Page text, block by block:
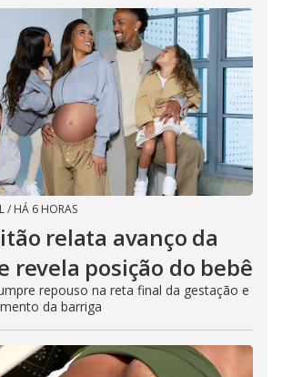
/ HÁ 6 HORAS
relata avanço da
revela posição do bebê
repouso na reta final da gestação e
da barriga